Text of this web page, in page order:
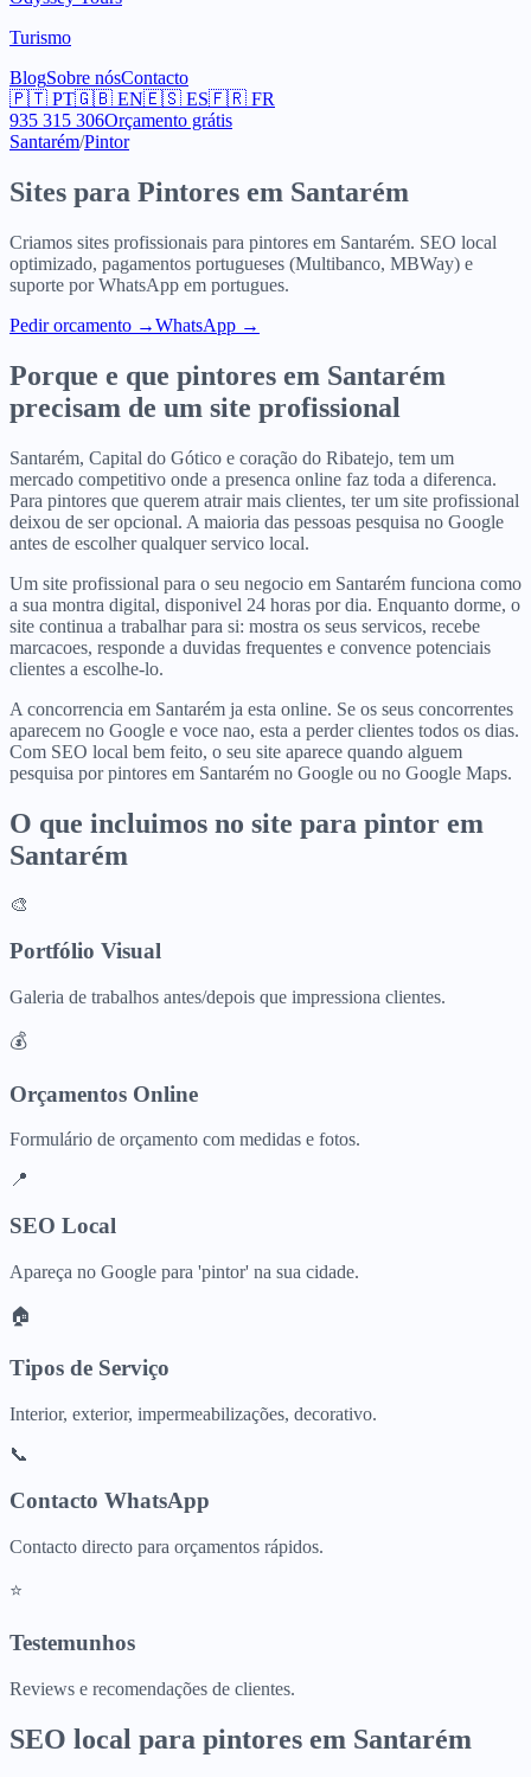
Turismo
BlogSobre nósContacto
🇵🇹 PT🇬🇧 EN🇪🇸 ES🇫🇷 FR
935 315 306Orçamento grátis
Santarém/Pintor
Sites para Pintores em Santarém
Criamos sites profissionais para pintores em Santarém. SEO local
optimizado, pagamentos portugueses (Multibanco, MBWay) e
suporte por WhatsApp em portugues.
Pedir orcamento →WhatsApp →
Porque e que pintores em Santarém
precisam de um site profissional
Santarém, Capital do Gótico e coração do Ribatejo, tem um
mercado competitivo onde a presenca online faz toda a diferenca.
Para pintores que querem atrair mais clientes, ter um site profissional
deixou de ser opcional. A maioria das pessoas pesquisa no Google
antes de escolher qualquer servico local.
Um site profissional para o seu negocio em Santarém funciona como
a sua montra digital, disponivel 24 horas por dia. Enquanto dorme, o
site continua a trabalhar para si: mostra os seus servicos, recebe
marcacoes, responde a duvidas frequentes e convence potenciais
clientes a escolhe-lo.
A concorrencia em Santarém ja esta online. Se os seus concorrentes
aparecem no Google e voce nao, esta a perder clientes todos os dias.
Com SEO local bem feito, o seu site aparece quando alguem
pesquisa por pintores em Santarém no Google ou no Google Maps.
O que incluimos no site para pintor em
Santarém
🎨
Portfólio Visual
Galeria de trabalhos antes/depois que impressiona clientes.
💰
Orçamentos Online
Formulário de orçamento com medidas e fotos.
📍
SEO Local
Apareça no Google para 'pintor' na sua cidade.
🏠
Tipos de Serviço
Interior, exterior, impermeabilizações, decorativo.
📞
Contacto WhatsApp
Contacto directo para orçamentos rápidos.
⭐
Testemunhos
Reviews e recomendações de clientes.
SEO local para pintores em Santarém